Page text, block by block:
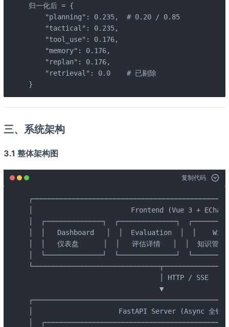
归一化后 = {
    "planning": 0.235,  # 0.20 / 0.85
    "tactical": 0.235,
    "tool_use": 0.176,
    "memory": 0.176,
    "replan": 0.176,
    "retrieval": 0.0    # 已剔除
}
三、系统架构
3.1 整体架构图
复制代码
│                        Frontend (Vue 3 +
│  ┌──────────────┐  ┌──────────────┐
│  │   Dashboard   │  │  Evaluation  │  │
│  │   仪表盘      │  │   评估详情   │  │  知识
│  └──────────────┘  └──────────────┘
                                │ HTTP / SSE
                                ▼
│                     FastAPI Server (Async
│